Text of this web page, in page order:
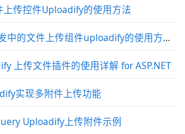
上传控件Uploadify的使用方法
asp.net(c#)开发中的文件上传组件uploadify的使用方法（带进度条）
上传文件插件的使用详解 for ASP.NET
实现多附件上传功能
Uploadify上传附件示例